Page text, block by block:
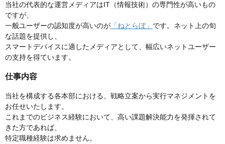
当社の代表的な運営メディアはIT（情報技術）の専門性が高いもの
ですが、
一般ユーザーの認知度が高いのが 「ねとらぼ」 です。ネット上の旬
な話題を提供し、
スマートデバイスに適したメディアとして、幅広いネットユーザー
の支持を得ています。
仕事内容
当社を構成する各本部における、戦略立案から実行マネジメントを
お任せいたします。
これまでのビジネス経験において、高い課題解決能力を発揮されて
きた方であれば、
特定職種経験は求めません。